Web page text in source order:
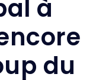
à
du